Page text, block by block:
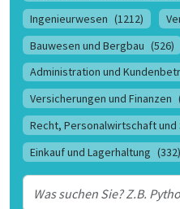
Ingenieurwesen (1212)
Bauwesen und Bergbau (526)
Administration und
Versicherungen und Finanzen
Recht, Personalwirtschaft und
Einkauf und Lagerhaltung (332)